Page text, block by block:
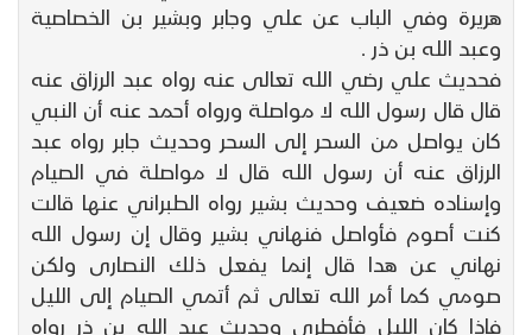
هريرة وفي الباب عن علي وجابر وبشير بن الخصاصية
وعبد الله بن ذر .
فحديث علي رضي الله تعالى عنه رواه عبد الرزاق عنه
قال قال رسول الله لا مواصلة ورواه أحمد عنه أن النبي
كان يواصل من السحر إلى السحر وحديث جابر رواه عبد
الرزاق عنه أن رسول الله قال لا مواصلة في الصيام
وإسناده ضعيف وحديث بشير رواه الطبراني عنها قالت
كنت أصوم فأواصل فنهاني بشير وقال إن رسول الله
نهاني عن هدا قال إنما يفعل ذلك النصارى ولكن
صومي كما أمر الله تعالى ثم أتمي الصيام إلى الليل
فإذا كان الليل فأفطري وحديث عبد الله بن ذر رواه